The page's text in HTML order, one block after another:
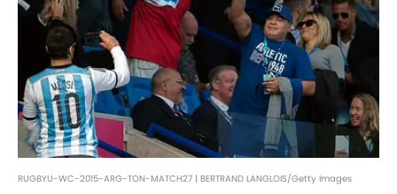
RUGBYU-WC-2015-ARG-TON-MATCH27 | BERTRAND LANGLOIS/Getty Images